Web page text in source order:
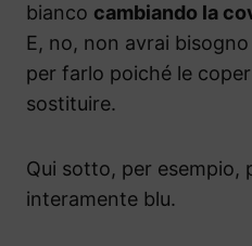
bianco cambiando la
E, no, non avrai
per farlo poiché le
sostituire.
Qui sotto, per esempio,
interamente blu.